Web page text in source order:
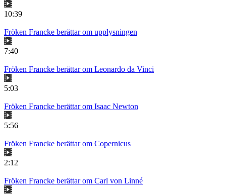
10:39
Fröken Francke berättar om upplysningen
7:40
Fröken Francke berättar om Leonardo da Vinci
5:03
Fröken Francke berättar om Isaac Newton
5:56
Fröken Francke berättar om Copernicus
2:12
Fröken Francke berättar om Carl von Linné